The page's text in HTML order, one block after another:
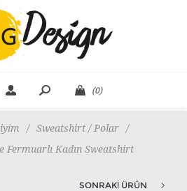
(0)
/ Sweatshirt / Polar
/
Fermuarlı Kadın Sweatshirt
SONRAKI ÜRÜN